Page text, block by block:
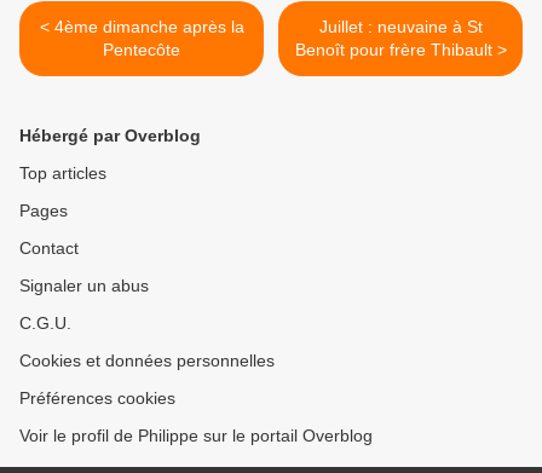
< 4ème dimanche après la
Pentecôte
Juillet : neuvaine à St
Benoît pour frère Thibault >
Hébergé par Overblog
Top articles
Pages
Contact
Signaler un abus
C.G.U.
Cookies et données personnelles
Préférences cookies
Voir le profil de Philippe sur le portail Overblog